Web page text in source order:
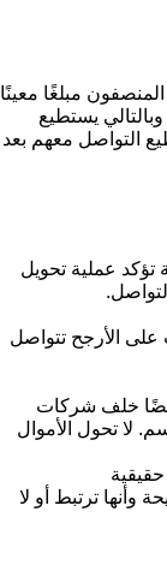
مبلغًا معينًا
يستطيع
التواصل معهم بعد
تؤكد عملية تحويل
على الأرجح تتواصل
أيضًا خلف شركات
لا تحول الأموال
وأنها ترتبط أو لا